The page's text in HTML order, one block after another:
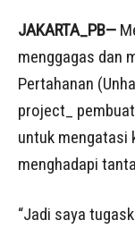
JAKARTA_PB—
menggagas dan
Pertahanan
project_
untuk mengatasi
menghadapi
“Jadi saya